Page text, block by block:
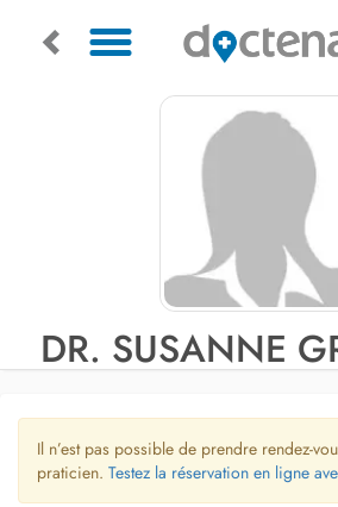
DR. SUSANNE
Il n’est pas possible de prendre rendez-
praticien. Testez la réservation en ligne